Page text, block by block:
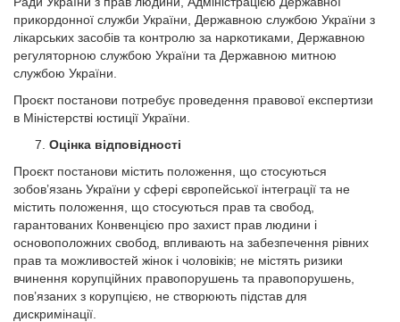
прикордонної служби України, Державною службою України з
лікарських засобів та контролю за наркотиками, Державною
регуляторною службою України та Державною митною
службою України.
Проєкт постанови потребує проведення правової експертизи
в Міністерстві юстиції України.
Оцінка відповідності
Проєкт постанови містить положення, що стосуються
зобов’язань України у сфері європейської інтеграції та не
містить положення, що стосуються прав та свобод,
гарантованих Конвенцією про захист прав людини і
основоположних свобод, впливають на забезпечення рівних
прав та можливостей жінок і чоловіків; не містять ризики
вчинення корупційних правопорушень та правопорушень,
пов’язаних з корупцією, не створюють підстав для
дискримінації.